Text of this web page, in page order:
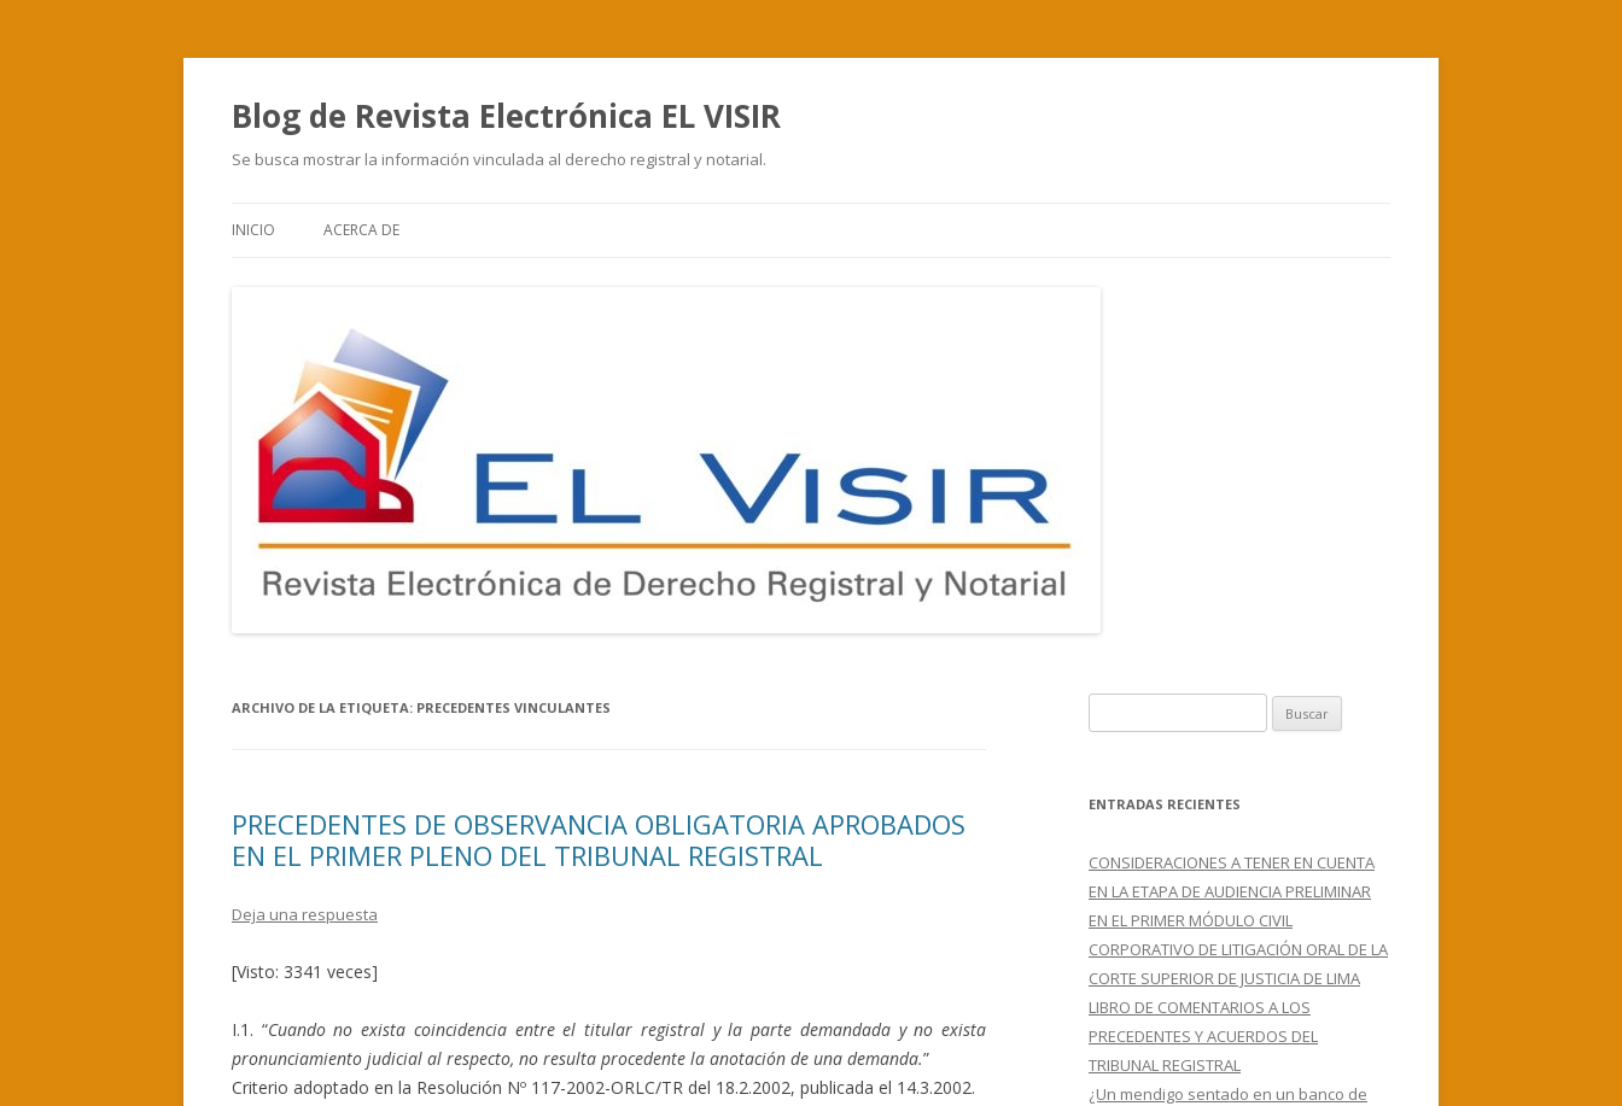
Blog de Revista Electrónica EL VISIR
Se busca mostrar la información vinculada al derecho registral y notarial.
INICIO ACERCA DE
ARCHIVO DE LA ETIQUETA: PRECEDENTES VINCULANTES
PRECEDENTES DE OBSERVANCIA OBLIGATORIA APROBADOS
EN EL PRIMER PLENO DEL TRIBUNAL REGISTRAL
Deja una respuesta
[Visto: 3341 veces]
I.1. “Cuando no exista coincidencia entre el titular registral y la parte demandada y no exista
pronunciamiento judicial al respecto, no resulta procedente la anotación de una demanda.”
Criterio adoptado en la Resolución Nº 117-2002-ORLC/TR del 18.2.2002, publicada el 14.3.2002.
u
c
r
:
ENTRADAS RECIENTES
CONSIDERACIONES A TENER EN CUENTA
EN LA ETAPA DE AUDIENCIA PRELIMINAR
EN EL PRIMER MÓDULO CIVIL
CORPORATIVO DE LITIGACIÓN ORAL DE LA
CORTE SUPERIOR DE JUSTICIA DE LIMA
LIBRO DE COMENTARIOS A LOS
PRECEDENTES Y ACUERDOS DEL
TRIBUNAL REGISTRAL
¿Un mendigo sentado en un banco de